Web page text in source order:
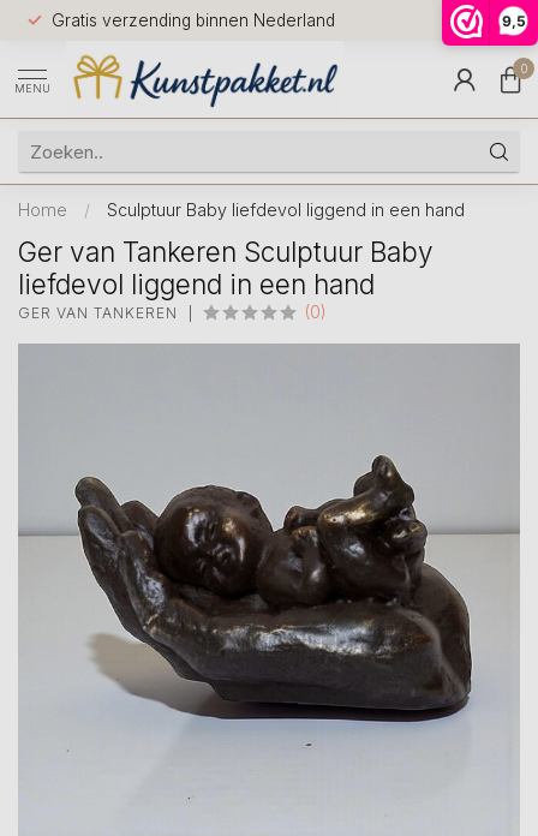
9,5
Gratis verzending binnen Nederland
Voor
huis
9.5
MENU
0
Home / Sculptuur Baby liefdevol liggend in een hand
Ger van Tankeren Sculptuur Baby
liefdevol liggend in een hand
GER VAN TANKEREN (0)